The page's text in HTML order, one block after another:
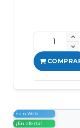
Sólo Web
¡En oferta!